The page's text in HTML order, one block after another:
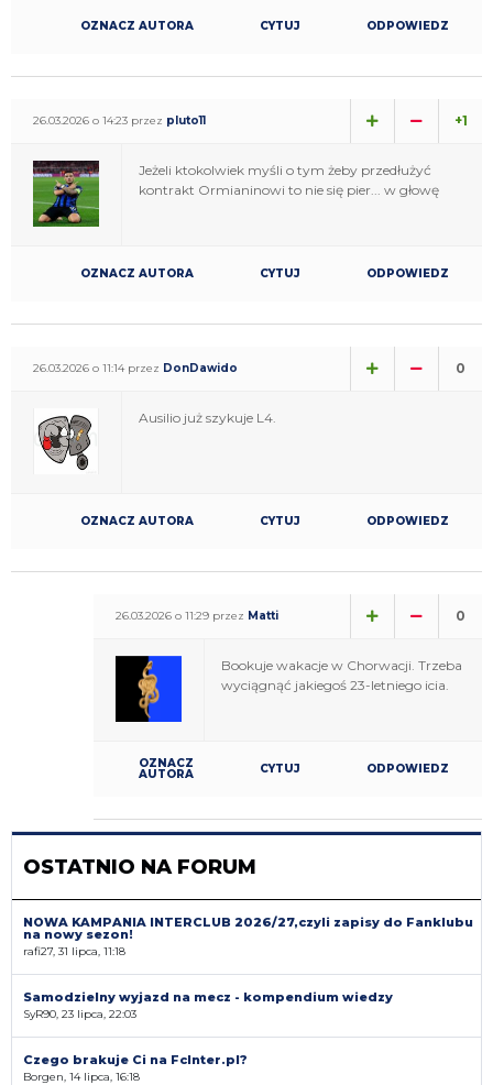
OZNACZ AUTORA CYTUJ ODPOWIEDZ
26.03.2026 o 14:23 przez pluto11 +1
Jeżeli ktokolwiek myśli o tym żeby przedłużyć
kontrakt Ormianinowi to nie się pier... w głowę
OZNACZ AUTORA CYTUJ ODPOWIEDZ
26.03.2026 o 11:14 przez DonDawido 0
Ausilio już szykuje L4.
OZNACZ AUTORA CYTUJ ODPOWIEDZ
26.03.2026 o 11:29 przez Matti 0
Bookuje wakacje w Chorwacji. Trzeba
wyciągnąć jakiegoś 23-letniego icia.
OZNACZ
AUTORA CYTUJ ODPOWIEDZ
OSTATNIO NA FORUM
NOWA KAMPANIA INTERCLUB 2026/27,czyli zapisy do Fanklubu
na nowy sezon!
rafi27, 31 lipca, 11:18
Samodzielny wyjazd na mecz - kompendium wiedzy
SyR90, 23 lipca, 22:03
Czego brakuje Ci na FcInter.pl?
Borgen, 14 lipca, 16:18